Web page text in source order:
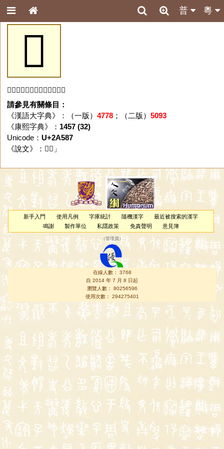
粵
普
𪖇
「𪖇」字未收錄於本資料庫。
請參見有關條目：
《漢語大字典》：（一版） 4778；（二版） 5093
《康熙字典》： 1457 (32)
Unicode： U+2A587
《說文》：「 𪖇 」
新手入門 使用凡例 字庫統計 隨機漢字
最近被搜索的漢字
鳴謝
製作單位 私隱政策 免責聲明 意見簿
（管理員 ）
在線人數： 3768
自 2014 年 7 月 8 日起
瀏覽人數： 80256596
使用次數： 294275401